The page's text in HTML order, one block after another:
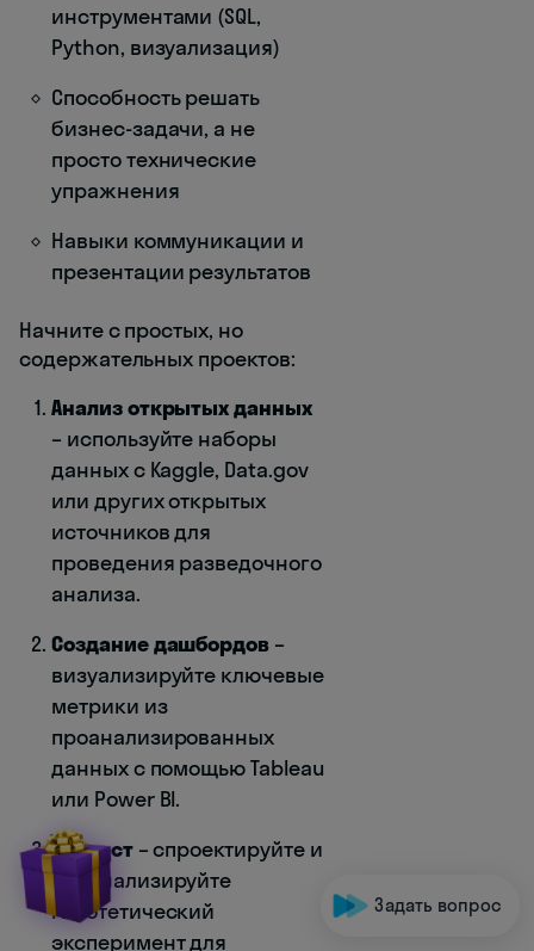
инструментами (SQL,
Python, визуализация)
Способность решать
бизнес-задачи, а не
просто технические
упражнения
Навыки коммуникации и
презентации результатов
Начните с простых, но
содержательных проектов:
Анализ открытых данных
– используйте наборы
данных с Kaggle, Data.gov
или других открытых
источников для
проведения разведочного
анализа.
Создание дашбордов –
визуализируйте ключевые
метрики из
проанализированных
данных с помощью Tableau
или Power BI.
A/B тест– спроектируйте и
проанализируйте
гипотетический
эксперимент для
Задать вопрос